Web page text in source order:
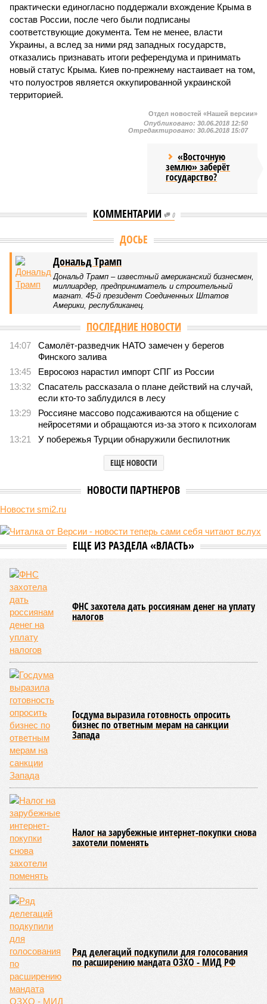
практически единогласно поддержали вхождение Крыма в
состав России, после чего были подписаны
соответствующие документа. Тем не менее, власти
Украины, а вслед за ними ряд западных государств,
отказались признавать итоги референдума и принимать
новый статус Крыма. Киев по-прежнему настаивает на том,
что полуостров является оккупированной украинской
территорией.
Отдел новостей «Нашей версии»
Опубликовано: 30.06.2018 12:50
Отредактировано: 30.06.2018 15:07
«Восточную
землю» заберёт
государство?
КОММЕНТАРИИ 0
Версия //Конфликт //Монополия вкладывалась-вкладывалась в
Монополия вкладывалась-вкладывалась в Армению и
довкладывалась
РЖД против своей страны
Монополия вкладывалась-вкладывалась в Армению и довкладывалась
Премьер закавказской республики Никол Пашинян заявил, что
его страна может потребовать у Москвы до 2 млрд долларов
ежегодно за аренду Южно-Кавказской железной дороги (ЮКЖД).
В настоящий момент та эксплуатируется «дочкой» ОАО «РЖД»,
причём исключительно за российский счёт. И в
Еревану, а к гендиректору монополии Олегу Белозёрову.
По мнениюПашиняна
выходящего. Дескать, Ереван считает транспортную сеть
своей собственностью и теперь намерен просить за аренду
«железки» означенную сумму. При этом, как отмечают
эксперты, армянская сторона, выставляя этот счёт, не
раскрыла методику его калькуляции, то есть, получается,
взяла цифры с потолка. Отдельно стоит отметить, что
заключённый в 2008 году между Арменией и ОАО «РЖД»
концессионный договор, согласно которому российская
компания получила в управление «железку» республики до
2038-го, вероятно, вовсе не предусматривает такой
постановки вопроса.
Неудивительно, что гендиректор РЖД
реагируя на словесные интервенции Пашиняна, выступил
со словно растерянно-обиженным комментарием. И,
кажется, стало только хуже. Как отметил менеджер, ЮКЖД
и РЖД «последовательно и в полном объёме исполняют
взятые на себя обязательства в рамках концессионного
договора от 2008 года». «Концессия дала Армении
современную железную дорогу, при этом освободив
бюджет республики от затрат на её восстановление и
содержание. Дивиденды акционеру никогда не
выплачивались, вся прибыль шла на развитие железной
дороги», – добавил Белозёров.
И в самом деле. Российская сторона поставляла Армении
вагоны, по первому чиху ремонтировала пути, в том числе
повреждённые стихией, выплатила в казну закавказской
республики 15 млрд рублей налогов, пускала прибыль на
развитие местной железнодорожной инфраструктуры.
Из слов Белозёрова и приведённых фактов легко сделать
вывод о том, что ОАО «РЖД» занималось в Армении не
деловой активностью, а сугубой благотворительностью, не
инвестировало, а раздавало пожертвования, не
зарабатывало само, а давало зарабатывать другим и,
выходит, никак не гарантировало собственные интересы.
«Пока самая популярная в Армении точка зрения по